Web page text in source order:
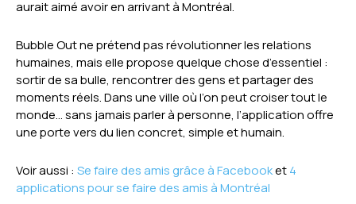
aurait aimé avoir en arrivant à Montréal.
Bubble Out ne prétend pas révolutionner les relations
humaines, mais elle propose quelque chose d’essentiel :
sortir de sa bulle, rencontrer des gens et partager des
moments réels. Dans une ville où l’on peut croiser tout le
monde… sans jamais parler à personne, l’application offre
une porte vers du lien concret, simple et humain.
Voir aussi : Se faire des amis grâce à Facebooket4
applications pour se faire des amis à Montréal